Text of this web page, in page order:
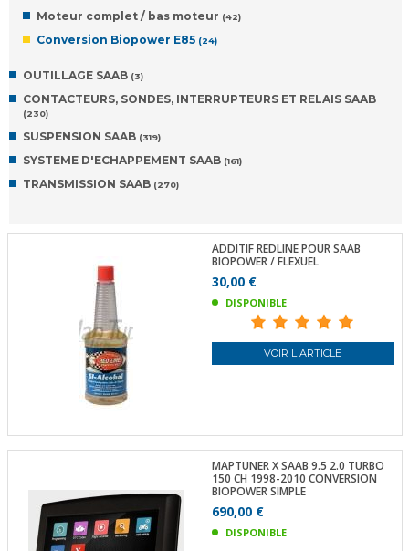
Moteur complet / bas moteur (42)
Conversion Biopower E85 (24)
OUTILLAGE SAAB (3)
CONTACTEURS, SONDES, INTERRUPTEURS ET RELAIS SAAB
(230)
SUSPENSION SAAB (319)
SYSTEME D'ECHAPPEMENT SAAB (161)
TRANSMISSION SAAB (270)
ADDITIF REDLINE POUR SAAB
BIOPOWER / FLEXUEL
30,00 €
DISPONIBLE
VOIR L ARTICLE
MAPTUNER X SAAB 9.5 2.0 TURBO
150 CH 1998-2010 CONVERSION
BIOPOWER SIMPLE
690,00 €
DISPONIBLE